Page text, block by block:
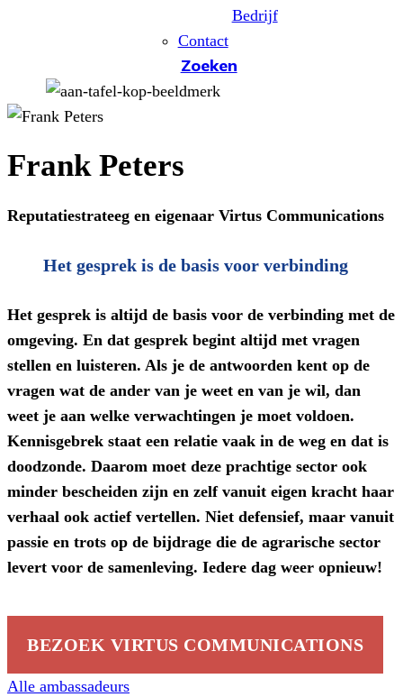
Bedrijf
Contact
Zoeken
Frank Peters
Reputatiestrateeg en eigenaar Virtus Communications
Het gesprek is de basis voor verbinding
Het gesprek is altijd de basis voor de verbinding met de
omgeving. En dat gesprek begint altijd met vragen
stellen en luisteren. Als je de antwoorden kent op de
vragen wat de ander van je weet en van je wil, dan
weet je aan welke verwachtingen je moet voldoen.
Kennisgebrek staat een relatie vaak in de weg en dat is
doodzonde. Daarom moet deze prachtige sector ook
minder bescheiden zijn en zelf vanuit eigen kracht haar
verhaal ook actief vertellen. Niet defensief, maar vanuit
passie en trots op de bijdrage die de agrarische sector
levert voor de samenleving. Iedere dag weer opnieuw!
BEZOEK VIRTUS COMMUNICATIONS
Alle ambassadeurs